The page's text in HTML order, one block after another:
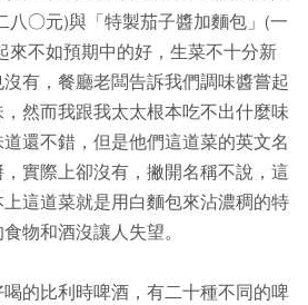
八○元)與「特製茄子醬加麵包」(一
不如預期中的好，生菜不十分新
有，餐廳老闆告訴我們調味醬嘗起
然而我跟我太太根本吃不出什麼味
還不錯，但是他們這道菜的英文名
實際上卻沒有，撇開名稱不說，這
這道菜就是用白麵包來沾濃稠的特
物和酒沒讓人失望。
的比利時啤酒，有二十種不同的啤